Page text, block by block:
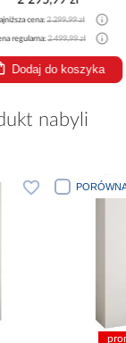
zł
zł
Najniższa
Cena
nabyli